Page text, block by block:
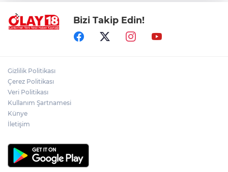
ADEM YAYLACI ELDİVAN'DA DUALARLA
TOPRAĞA VERİLDİ
ABD-İRAN HATTINDA YENİ KRİZ
Bizi Takip Edin!
Gizlilik Politikası
Çerez Politikası
Veri Politikası
Kullanım Şartnamesi
Künye
İletişim